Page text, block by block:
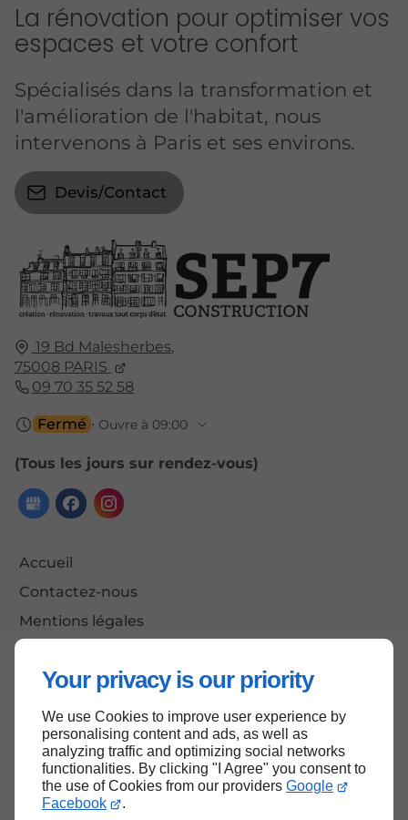
Your privacy is our priority
We use Cookies to improve user experience by
personalising content and ads, as well as
analyzing traffic and optimizing social networks
functionalities. By clicking "I Agree" you consent to
the use of Cookies from our providers Google
Facebook
.
19 Bd Malesherbes,
75008 PARIS
09 70 35 52 58
Fermé ⋅ Ouvre à 09:00
(Tous les jours sur rendez-vous)
Accueil
Contactez-nous
Mentions légales
La rénovation pour optimiser vos
espaces et votre confort
Spécialisés dans la transformation et
l'amélioration de l'habitat, nous
intervenons à Paris et ses environs.
Devis/Contact
Haut de page